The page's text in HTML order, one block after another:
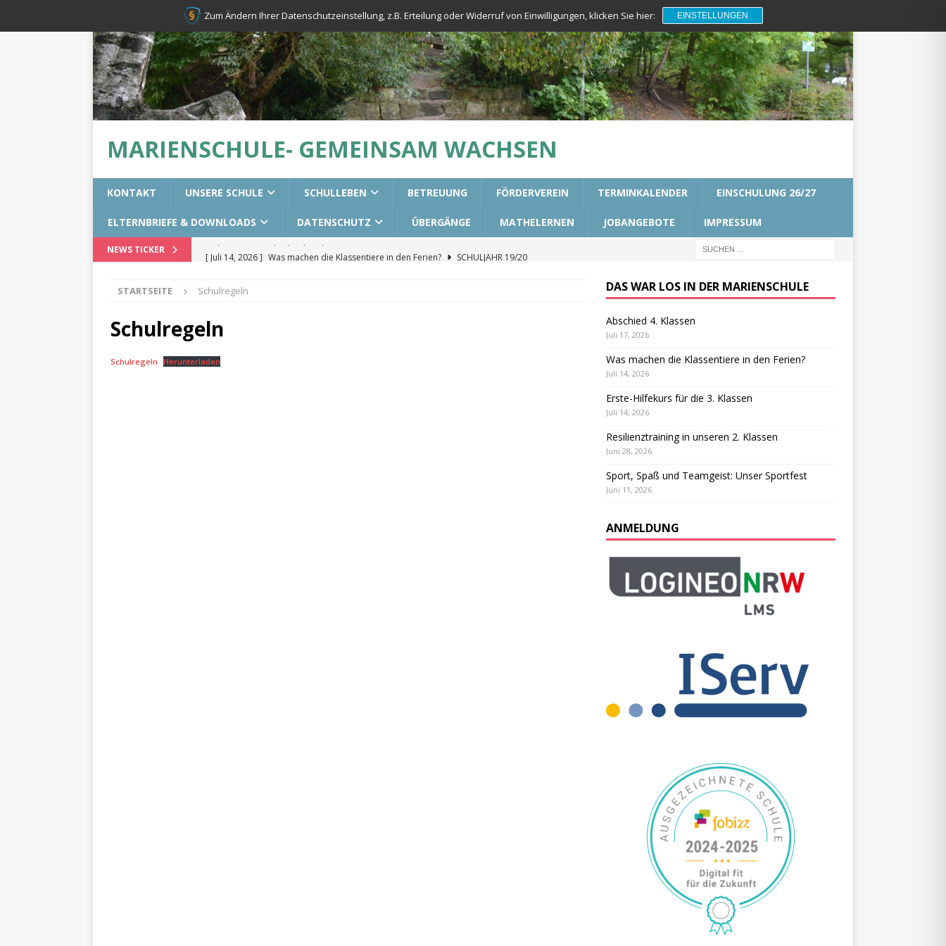
MARIENSCHULE- GEMEINSAM WACHSEN
KONTAKT UNSERE SCHULE SCHULLEBEN BETREUUNG FÖRDERVEREIN TERMINKALENDER EINSCHULUNG 26/27
ELTERNBRIEFE & DOWNLOADS DATENSCHUTZ ÜBERGÄNGE MATHELERNEN JOBANGEBOTE IMPRESSUM
NEWS TICKER [ Juli 14, 2026 ] Was machen die Klassentiere in den Ferien?
[ Juni 28, 2026 ]
[ Juni 11, 2026 ]
STARTSEITE Schulregeln
Schulregeln
Schulregeln Herunterladen
DAS WAR LOS IN DER MARIENSCHULE
Abschied 4. Klassen
Juli 17, 2026
Was machen die Klassentiere in den Ferien?
Juli 14, 2026
Erste-Hilfekurs für die 3. Klassen
Juli 14, 2026
Resilienztraining in unseren 2. Klassen
Juni 28, 2026
Sport, Spaß und Teamgeist: Unser Sportfest
Juni 11, 2026
ANMELDUNG
Zum Ändern Ihrer Datenschutzeinstellung, z.B. Erteilung oder Widerruf von Einwilligungen, klicken Sie hier: EINSTELLUNGEN